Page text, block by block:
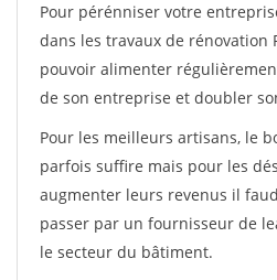
Pour pérénniser votre
dans les travaux de rénovation
pouvoir alimenter
de son entreprise et doubler
Pour les meilleurs artisans, le
parfois suffire mais pour les
augmenter leurs revenus il
passer par un fournisseur de
le secteur du bâtiment.